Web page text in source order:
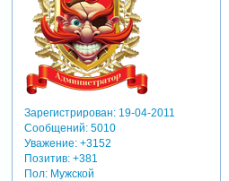
Зарегистрирован: 19-04-2011
Сообщений:5010
Уважение: +3152
Позитив: +381
Пол:Мужской